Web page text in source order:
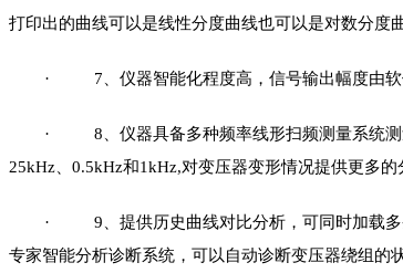
打印出的曲线可以是线性分度曲线也可以是对数分度
· 7 、仪器智能化程度高，信号输出幅度由
· 8 、仪器具备多种频率线形扫频测量系统
25kHz、 0.5kHz和1kHz,对变压器变形情况提供更多的
· 9 、提供历史曲线对比分析，可同时加载
专家智能分析诊断系统，可以自动诊断变压器绕组的